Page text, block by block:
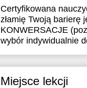
Certyfikowana
złamię Twoją barierę
KONWERSACJE
wybór indywidualnie
Miejsce lekcji